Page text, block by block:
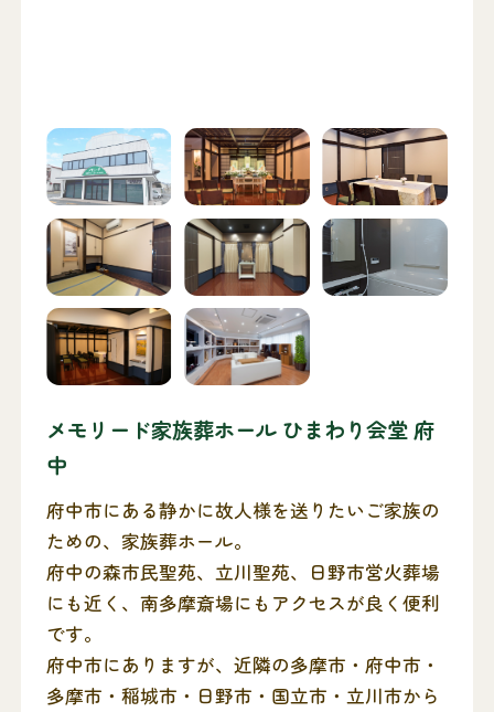
メモリード家族葬ホール ひまわり会堂 府
中
府中市にある静かに故人様を送りたいご家族の
ための、家族葬ホール。
府中の森市民聖苑、立川聖苑、日野市営火葬場
にも近く、南多摩斎場にもアクセスが良く便利
です。
府中市にありますが、近隣の多摩市・府中市・
多摩市・稲城市・日野市・国立市・立川市から